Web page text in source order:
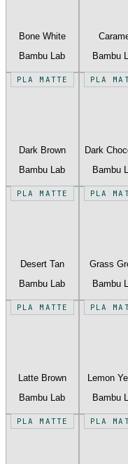
Bone White
Bambu Lab
Bambu
PLA MATTE
Dark Brown
Bambu Lab
PLA
Dark
Bambu
PLA MATTE
Desert Tan
Bambu Lab
PLA
Grass
Bambu
PLA MATTE
Latte Brown
Bambu Lab
PLA
Lemon
Bambu
PLA MATTE PLA